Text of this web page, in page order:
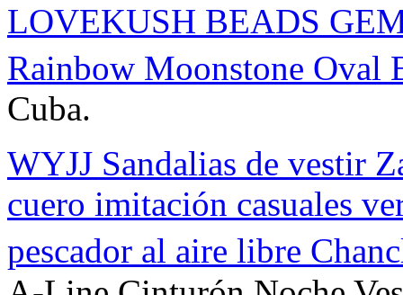
LOVEKUSH BEADS
Rainbow Moonstone Oval
Cuba.
WYJJ Sandalias de vestir
cuero imitación casuales
pescador al aire libre